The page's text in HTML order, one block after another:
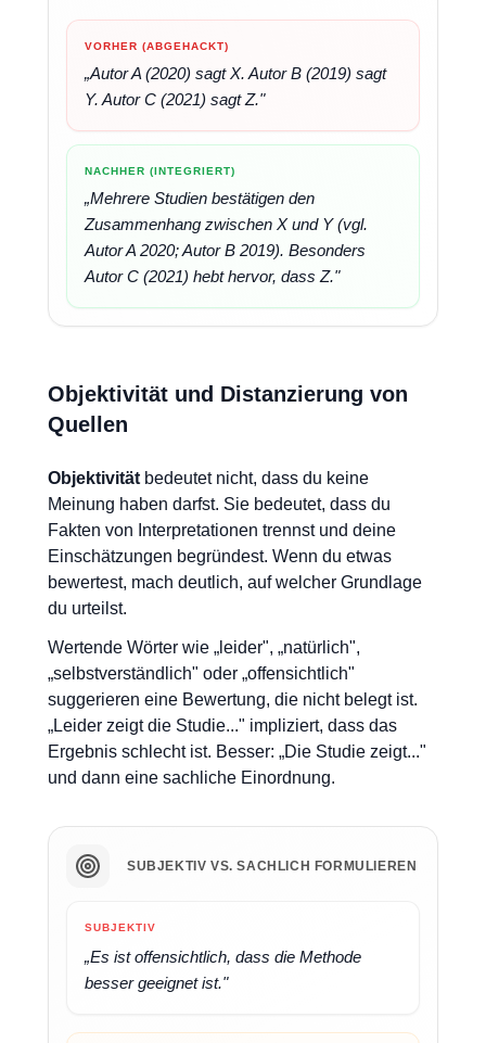
VORHER (ABGEHACKT)
„Autor A (2020) sagt X. Autor B (2019) sagt
Y. Autor C (2021) sagt Z."
NACHHER (INTEGRIERT)
„Mehrere Studien bestätigen den
Zusammenhang zwischen X und Y (vgl.
Autor A 2020; Autor B 2019). Besonders
Autor C (2021) hebt hervor, dass Z."
Objektivität und Distanzierung von
Quellen
Objektivität bedeutet nicht, dass du keine
Meinung haben darfst. Sie bedeutet, dass du
Fakten von Interpretationen trennst und deine
Einschätzungen begründest. Wenn du etwas
bewertest, mach deutlich, auf welcher Grundlage
du urteilst.
Wertende Wörter wie „leider", „natürlich",
„selbstverständlich" oder „offensichtlich"
suggerieren eine Bewertung, die nicht belegt ist.
„Leider zeigt die Studie..." impliziert, dass das
Ergebnis schlecht ist. Besser: „Die Studie zeigt..."
und dann eine sachliche Einordnung.
SUBJEKTIV VS. SACHLICH FORMULIEREN
SUBJEKTIV
„Es ist offensichtlich, dass die Methode
besser geeignet ist."